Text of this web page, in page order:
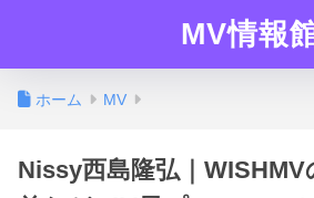
MV情報
ホーム MV
Nissy西島隆弘｜WISHMV